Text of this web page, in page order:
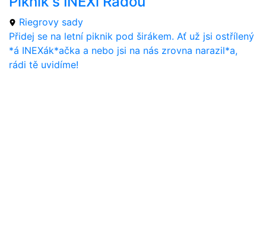
Riegrovy sady
Přidej se na letní piknik pod širákem. Ať už jsi ostřílený
*á INEXák*ačka a nebo jsi na nás zrovna narazil*a,
rádi tě uvidíme!